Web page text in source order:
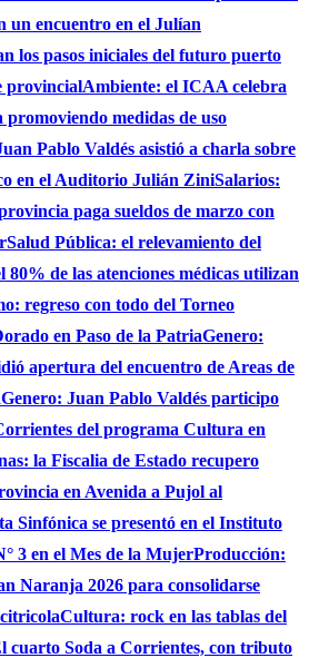
un encuentro en el Julían
los pasos iniciales del futuro puerto
provincialAmbiente: el ICAA celebra
medidas de uso
Pablo Valdés asistió a charla sobre
en el Auditorio Julián ZiniSalarios:
paga sueldos de marzo con
Salud Pública: el relevamiento del
80% de las atenciones médicas utilizan
regreso con todo del Torneo
en Paso de la PatriaGenero:
apertura del encuentro de Areas de
Genero: Juan Pablo Valdés participo
del programa Cultura en
la Fiscalia de Estado recupero
en Avenida a Pujol al
Sinfónica se presentó en el Instituto
3 en el Mes de la MujerProducción:
Naranja 2026 para consolidarse
Cultura: rock en las tablas del
cuarto Soda a Corrientes, con tributo